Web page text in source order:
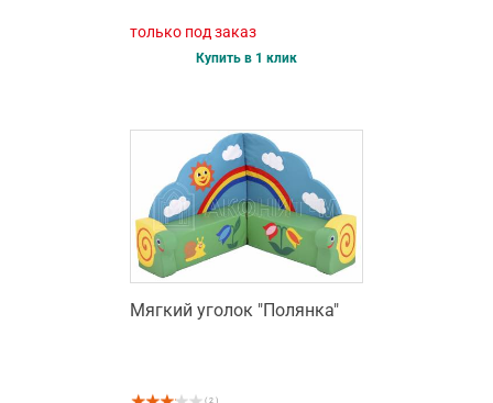
только под заказ
Купить в 1 клик
Мягкий уголок "Полянка"
( 2 )